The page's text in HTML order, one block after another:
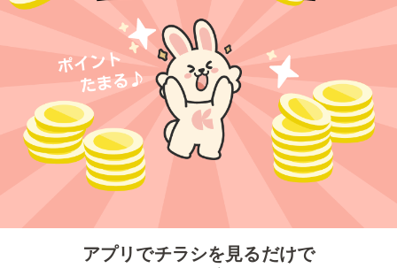
アプリでチラシを見るだけで